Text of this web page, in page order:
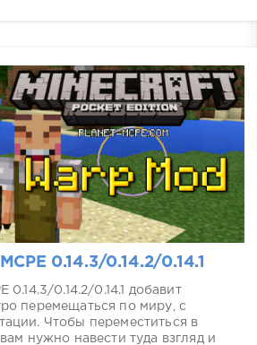
0.14.3/0.14.2/0.14.1
0.14.3/0.14.2/0.14.1 добавит
перемещаться по миру, с
Чтобы переместиться в
нужно навести туда взгляд и